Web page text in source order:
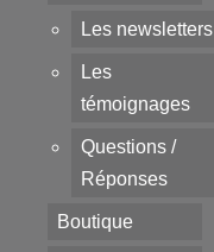
Les newsletters
Les
témoignages
Questions /
Réponses
Boutique